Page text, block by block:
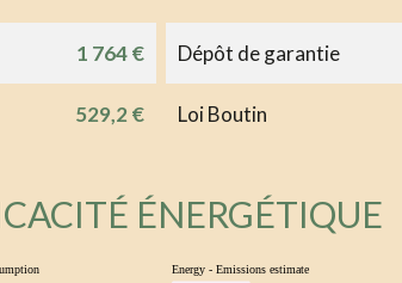
1 764 € Dépôt de garantie
529,2 € Loi Boutin
ÉNERGÉTIQUE